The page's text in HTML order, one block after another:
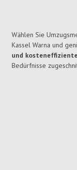
Wählen Sie
Kassel Warna und
und
Bedürfnisse